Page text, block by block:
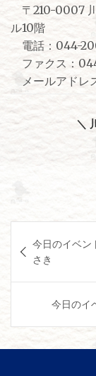
〒210-0007 川
ル10階
電話：044-
ファクス：
メールアドレ
＼
稿
ナ
ゲ
ー
今日のイベン
さき
今日のイ